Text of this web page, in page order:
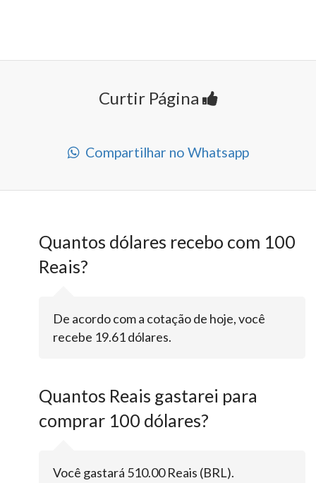
Curtir Página
Compartilhar no Whatsapp
Quantos dólares recebo com 100
Reais?
De acordo com a cotação de hoje, você
recebe 19.61 dólares.
Quantos Reais gastarei para
comprar 100 dólares?
Você gastará 510.00 Reais (BRL).